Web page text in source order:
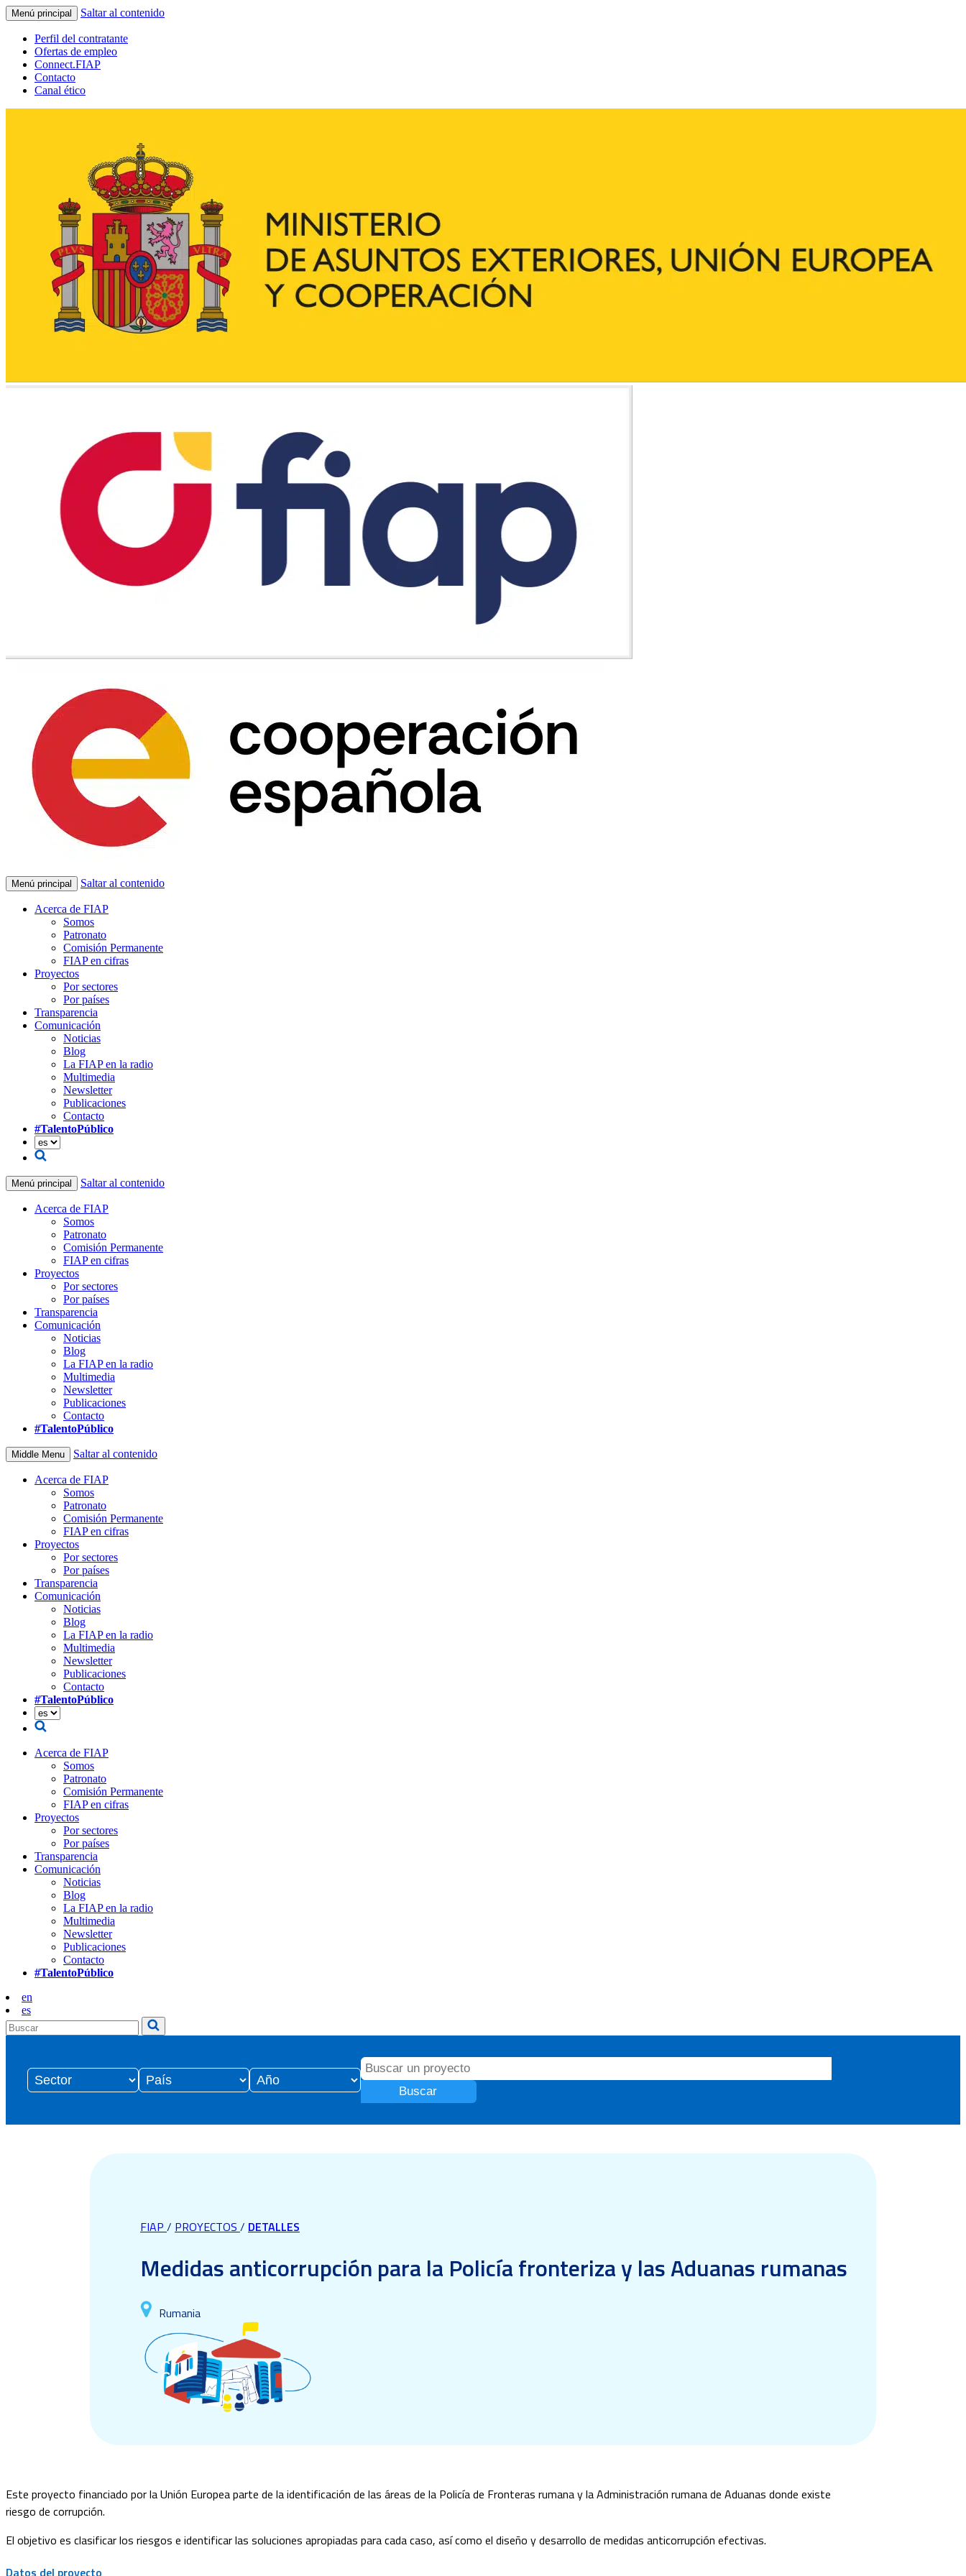
Menú principal Saltar al contenido
Perfil del contratante
Ofertas de empleo
Connect.FIAP
Contacto
Canal ético
Menú principal Saltar al contenido
Acerca de FIAP
Somos
Patronato
Comisión Permanente
FIAP en cifras
Proyectos
Por sectores
Por países
Transparencia
Comunicación
Noticias
Blog
La FIAP en la radio
Multimedia
Newsletter
Publicaciones
Contacto
#TalentoPúblico
Menú principal Saltar al contenido
Acerca de FIAP
Somos
Patronato
Comisión Permanente
FIAP en cifras
Proyectos
Por sectores
Por países
Transparencia
Comunicación
Noticias
Blog
La FIAP en la radio
Multimedia
Newsletter
Publicaciones
Contacto
#TalentoPúblico
Middle Menu Saltar al contenido
Acerca de FIAP
Somos
Patronato
Comisión Permanente
FIAP en cifras
Proyectos
Por sectores
Por países
Transparencia
Comunicación
Noticias
Blog
La FIAP en la radio
Multimedia
Newsletter
Publicaciones
Contacto
#TalentoPúblico
Acerca de FIAP
Somos
Patronato
Comisión Permanente
FIAP en cifras
Proyectos
Por sectores
Por países
Transparencia
Comunicación
Noticias
Blog
La FIAP en la radio
Multimedia
Newsletter
Publicaciones
Contacto
#TalentoPúblico
en
es
Buscar
FIAP / PROYECTOS / DETALLES
Medidas anticorrupción para la Policía fronteriza y las Aduanas rumanas
Rumania
Este proyecto financiado por la Unión Europea parte de la identificación de las áreas de la Policía de Fronteras rumana y la Administración rumana de Aduanas donde existe
riesgo de corrupción.
El objetivo es clasificar los riesgos e identificar las soluciones apropiadas para cada caso, así como el diseño y desarrollo de medidas anticorrupción efectivas.